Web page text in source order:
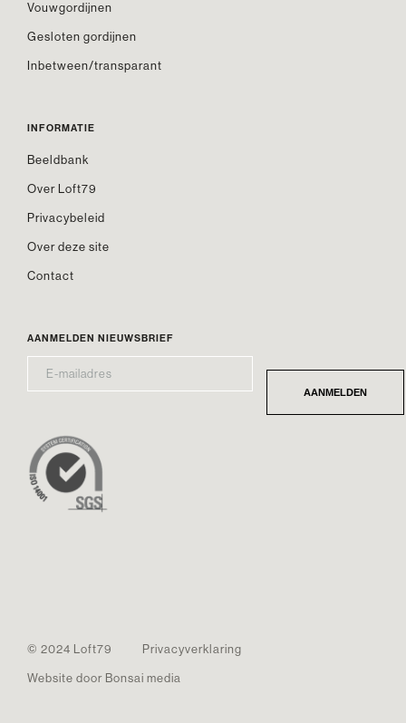
Vouwgordijnen
Gesloten gordijnen
Inbetween/transparant
INFORMATIE
Beeldbank
Over Loft79
Privacybeleid
Over deze site
Contact
AANMELDEN NIEUWSBRIEF
MAILADRES* AANMELDEN
© 2024 Loft79 Privacyverklaring
Website door Bonsai media